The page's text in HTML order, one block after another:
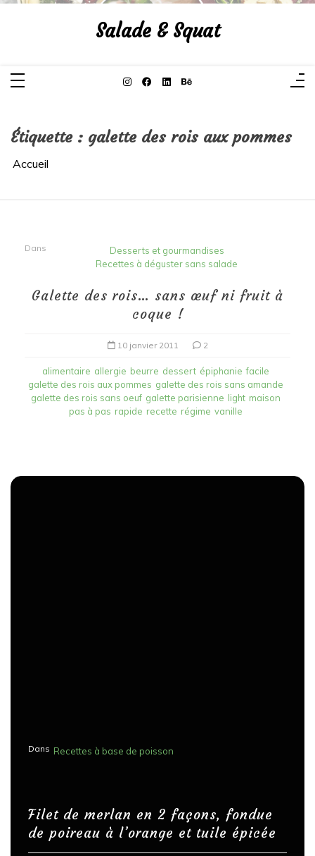
Aller
Salade & Squat
Étiquette : galette des rois aux pommes
Accueil
Dans
Desserts et gourmandises
Recettes à déguster sans salade
Galette des rois… sans œuf ni fruit à
coque !
10 janvier 2011 2
alimentaire allergie beurre dessert épiphanie facile
galette des rois aux pommes galette des rois sans amande
galette des rois sans oeuf galette parisienne light maison
pas à pas rapide recette régime vanille
Dans Recettes à base de poisson
Filet de merlan en 2 façons, fondue
de poireau à l’orange et tuile épicée